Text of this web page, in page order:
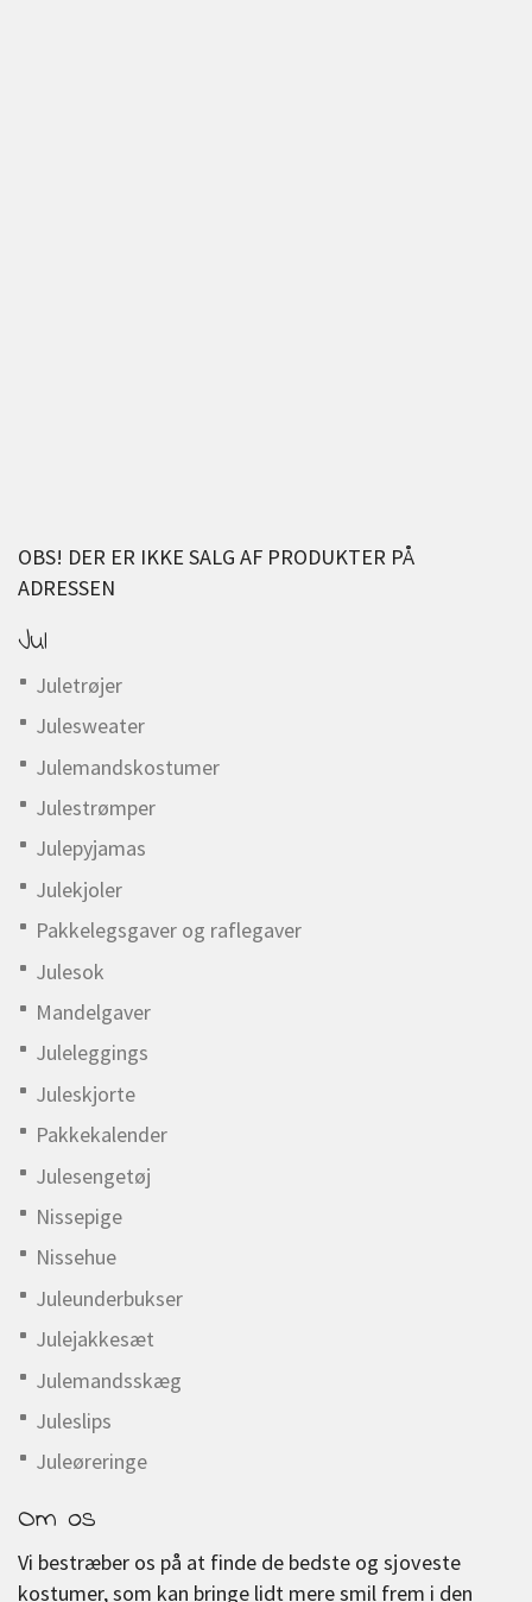
OBS! DER ER IKKE SALG AF PRODUKTER PÅ
ADRESSEN
Jul
Juletrøjer
Julesweater
Julemandskostumer
Julestrømper
Julepyjamas
Julekjoler
Pakkelegsgaver og raflegaver
Julesok
Mandelgaver
Juleleggings
Juleskjorte
Pakkekalender
Julesengetøj
Nissepige
Nissehue
Juleunderbukser
Julejakkesæt
Julemandsskæg
Juleslips
Juleøreringe
Om os
Vi bestræber os på at finde de bedste og sjoveste
kostumer, som kan bringe lidt mere smil frem i den